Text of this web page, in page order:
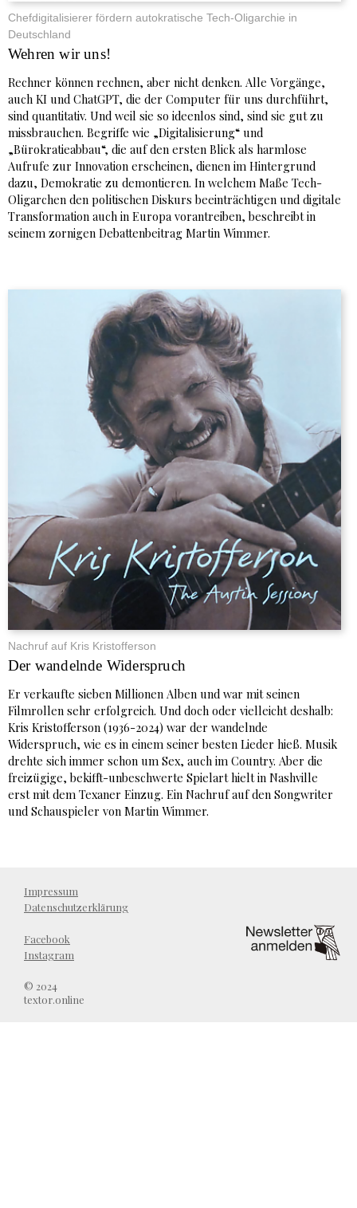
Chefdigitalisierer fördern autokratische Tech-Oligarchie in
Deutschland
Wehren wir uns!
Rechner können rechnen, aber nicht denken. Alle Vorgänge,
auch KI und ChatGPT, die der Computer für uns durchführt,
sind quantitativ. Und weil sie so ideenlos sind, sind sie gut zu
missbrauchen. Begriffe wie „Digitalisierung“ und
„Bürokratieabbau“, die auf den ersten Blick als harmlose
Aufrufe zur Innovation erscheinen, dienen im Hintergrund
dazu, Demokratie zu demontieren. In welchem Maße Tech-
Oligarchen den politischen Diskurs beeinträchtigen und digitale
Transformation auch in Europa vorantreiben, beschreibt in
seinem zornigen Debattenbeitrag Martin Wimmer.
Nachruf auf Kris Kristofferson
Der wandelnde Widerspruch
Er verkaufte sieben Millionen Alben und war mit seinen
Filmrollen sehr erfolgreich. Und doch oder vielleicht deshalb:
Kris Kristofferson (1936-2024) war der wandelnde
Widerspruch, wie es in einem seiner besten Lieder hieß. Musik
drehte sich immer schon um Sex, auch im Country. Aber die
freizügige, bekifft-unbeschwerte Spielart hielt in Nashville
erst mit dem Texaner Einzug. Ein Nachruf auf den Songwriter
und Schauspieler von Martin Wimmer.
Impressum
Datenschutzerklärung
Facebook
Instagram
© 2024
textor.online